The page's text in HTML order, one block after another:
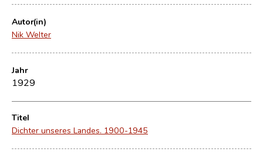
Autor(in)
Nik Welter
Jahr
1929
Titel
Dichter unseres Landes. 1900-1945